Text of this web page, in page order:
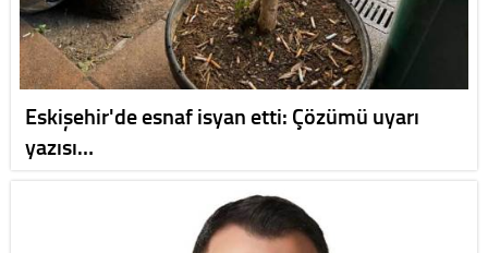
Eskişehir'de esnaf isyan etti: Çözümü uyarı
yazısı…